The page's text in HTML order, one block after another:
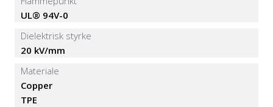
UL® 94V-0
Dielektrisk styrke
20 kV/mm
Materiale
Copper
TPE